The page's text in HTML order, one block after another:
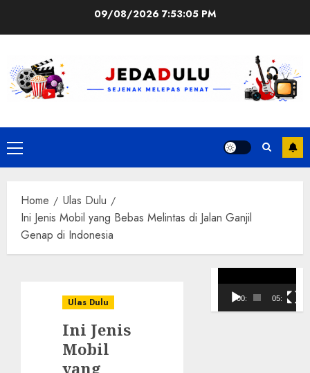
09/08/2026 7:53:05 PM
Primary
Menu
Home
Ulas Dulu
Ini Jenis Mobil yang Bebas Melintas di Jalan Ganjil
Genap di Indonesia
Ulas Dulu
Ini Jenis
Mobil
yang
Video
00:00 05:10